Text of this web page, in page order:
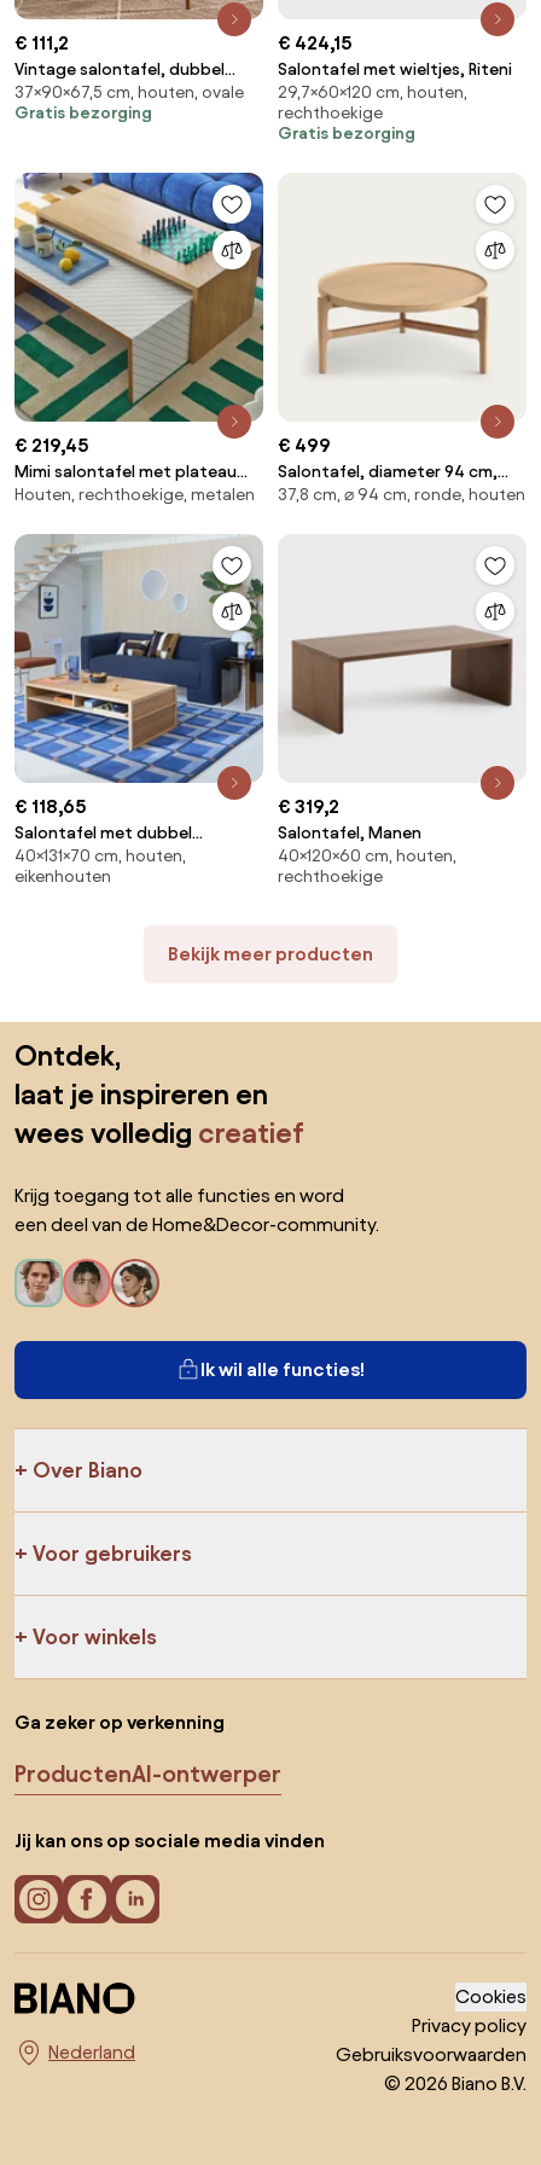
€ 111,2
Vintage salontafel, dubbel
blad, lengte 90 cm, Quilda
37×90×67,5 cm, houten, ovale
Gratis bezorging
€ 424,15
Salontafel met wieltjes, Riteni
29,7×60×120 cm, houten,
rechthoekige
Gratis bezorging
€ 219,45
Mimi salontafel met plateau
Nesting
Houten, rechthoekige, metalen
€ 499
Salontafel, diameter 94 cm,
eiken fineer, Alyasa
37,8 cm, ⌀ 94 cm, ronde, houten
€ 118,65
Salontafel met dubbel
bovenblad, eikenfineer, Senssia
40×131×70 cm, houten,
eikenhouten
€ 319,2
Salontafel, Manen
40×120×60 cm, houten,
rechthoekige
Bekijk meer producten
Ontdek,
laat je inspireren en
wees volledig creatief
Krijg toegang tot alle functies en word
een deel van de Home&Decor-community.
Ik wil alle functies!
Over Biano
Voor gebruikers
Voor winkels
Ga zeker op verkenning
ProductenAI-ontwerper
Jij kan ons op sociale media vinden
Kies land
Cookies
Privacy policy
Gebruiksvoorwaarden
© 2026 Biano B.V.